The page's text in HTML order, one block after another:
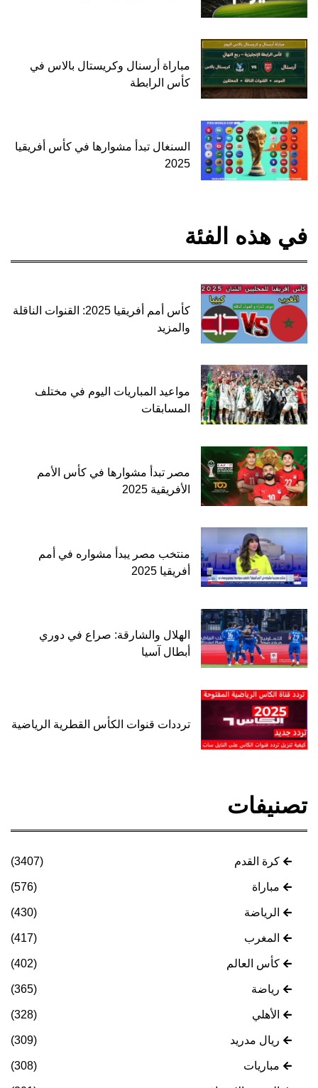
مباراة أرسنال وكريستال بالاس في
كأس الرابطة
السنغال تبدأ مشوارها في كأس أفريقيا
2025
في هذه الفئة
كأس أمم أفريقيا 2025: القنوات الناقلة
والمزيد
مواعيد المباريات اليوم في مختلف
المسابقات
مصر تبدأ مشوارها في كأس الأمم
الأفريقية 2025
منتخب مصر يبدأ مشواره في أمم
أفريقيا 2025
الهلال والشارقة: صراع في دوري
أبطال آسيا
ترددات قنوات الكأس القطرية الرياضية
تصنيفات
كرة القدم (3407)
مباراة (576)
الرياضة (430)
المغرب (417)
كأس العالم (402)
رياضة (365)
الأهلي (328)
ريال مدريد (309)
مباريات (308)